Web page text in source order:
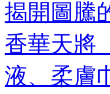
揭開圖騰
香華天將
液、柔膚